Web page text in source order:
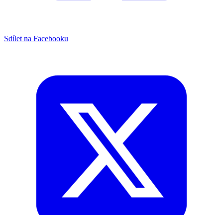
Sdílet na Facebooku